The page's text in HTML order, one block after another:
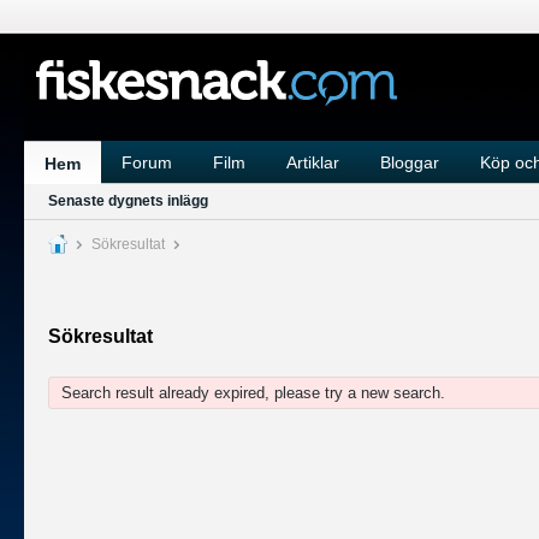
Hem Forum Film Artiklar Bloggar Köp
Senaste dygnets inlägg
Sökresultat
Sökresultat
Search result already expired, please try a new search.